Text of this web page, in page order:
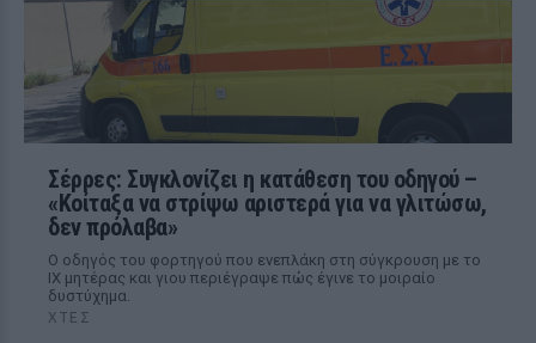
Σέρρες: Συγκλονίζει η κατάθεση του οδηγού –
«Κοίταξα να στρίψω αριστερά για να γλιτώσω,
δεν πρόλαβα»
Ο οδηγός του φορτηγού που ενεπλάκη στη σύγκρουση με το
ΙΧ μητέρας και γιου περιέγραψε πώς έγινε το μοιραίο
δυστύχημα.
ΧΤΕΣ